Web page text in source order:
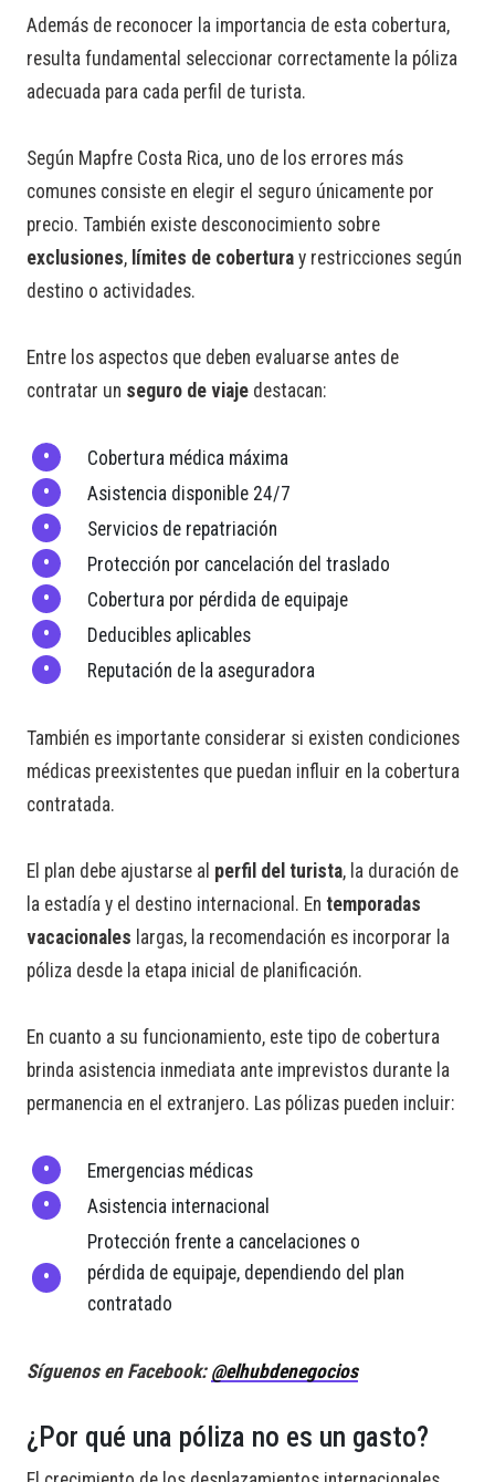
Además de reconocer la importancia de esta cobertura,
resulta fundamental seleccionar correctamente la póliza
adecuada para cada perfil de turista.
Según Mapfre Costa Rica, uno de los errores más
comunes consiste en elegir el seguro únicamente por
precio. También existe desconocimiento sobre
exclusiones, límites de cobertura y restricciones según
destino o actividades.
Entre los aspectos que deben evaluarse antes de
contratar un seguro de viaje destacan:
Cobertura médica máxima
Asistencia disponible 24/7
Servicios de repatriación
Protección por cancelación del traslado
Cobertura por pérdida de equipaje
Deducibles aplicables
Reputación de la aseguradora
También es importante considerar si existen condiciones
médicas preexistentes que puedan influir en la cobertura
contratada.
El plan debe ajustarse al perfil del turista, la duración de
la estadía y el destino internacional. En temporadas
vacacionales largas, la recomendación es incorporar la
póliza desde la etapa inicial de planificación.
En cuanto a su funcionamiento, este tipo de cobertura
brinda asistencia inmediata ante imprevistos durante la
permanencia en el extranjero. Las pólizas pueden incluir:
Emergencias médicas
Asistencia internacional
Protección frente a cancelaciones o
pérdida de equipaje, dependiendo del plan
contratado
Síguenos en Facebook: @elhubdenegocios
¿Por qué una póliza no es un gasto?